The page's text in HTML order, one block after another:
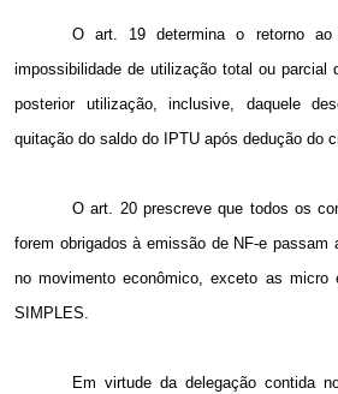
O art. 19 determina o retorno ao
impossibilidade de utilização total ou parcial
posterior utilização, inclusive, daquele
quitação do saldo do IPTU após dedução do
O art. 20 prescreve que todos os
forem obrigados à emissão de NF-e
no movimento econômico, exceto as micro
SIMPLES.
Em virtude da delegação contida